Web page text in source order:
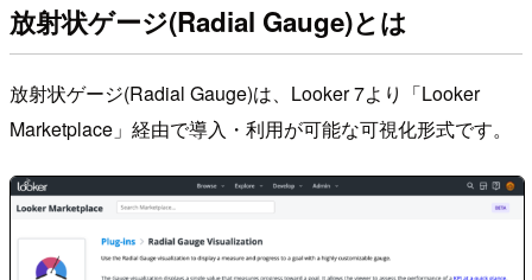
放射状ゲージ(Radial Gauge)とは
放射状ゲージ(Radial Gauge)は、Looker 7より「Looker
Marketplace」経由で導入・利用が可能な可視化形式です。